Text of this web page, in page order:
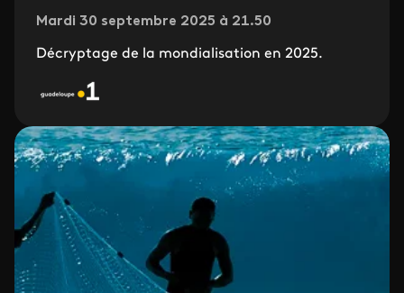
Mardi 30 septembre 2025 à 21.50
Décryptage de la mondialisation en 2025.